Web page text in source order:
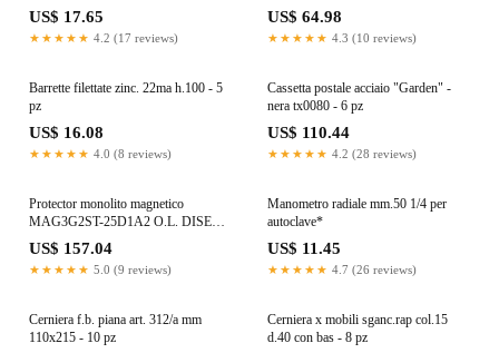
US$ 17.65
★★★★★ 4.2 (17 reviews)
US$ 64.98
★★★★★ 4.3 (10 reviews)
Barrette filettate zinc. 22ma h.100 - 5
pz
US$ 16.08
★★★★★ 4.0 (8 reviews)
Cassetta postale acciaio "Garden" -
nera tx0080 - 6 pz
US$ 110.44
★★★★★ 4.2 (28 reviews)
Protector monolito magnetico
MAG3G2ST-25D1A2 O.L. DISEC -
sicurezza avanzata
US$ 157.04
★★★★★ 5.0 (9 reviews)
Manometro radiale mm.50 1/4 per
autoclave*
US$ 11.45
★★★★★ 4.7 (26 reviews)
Cerniera f.b. piana art. 312/a mm
110x215 - 10 pz
Cerniera x mobili sganc.rap col.15
d.40 con bas - 8 pz